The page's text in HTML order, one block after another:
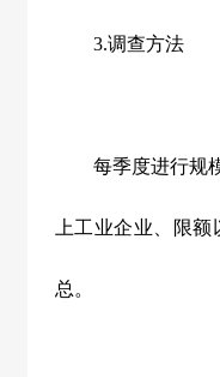
3.调查方法
每季度进行规模
上工业企业、限
总。